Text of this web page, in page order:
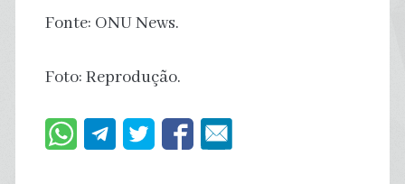
Fonte: ONU News.
Foto: Reprodução.